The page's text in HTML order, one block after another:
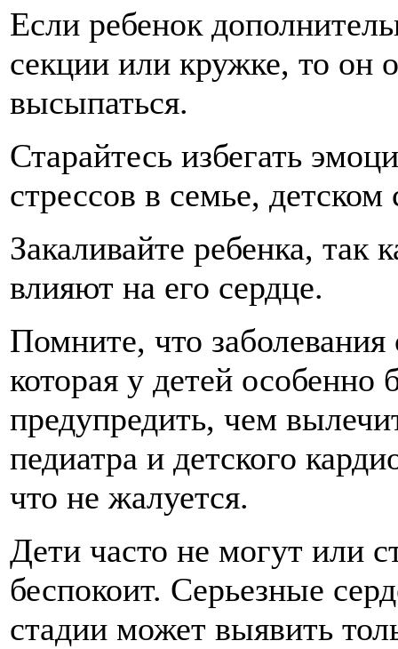
Если ребенок
секции или кружке, то он
высыпаться.
Старайтесь избегать
стрессов в семье,
Закаливайте ребенка, так
влияют на его сердце.
Помните, что
которая у детей особенно
предупредить, чем
педиатра и детского
что не жалуется.
Дети часто не могут или
беспокоит. Серьезные
стадии может выявить